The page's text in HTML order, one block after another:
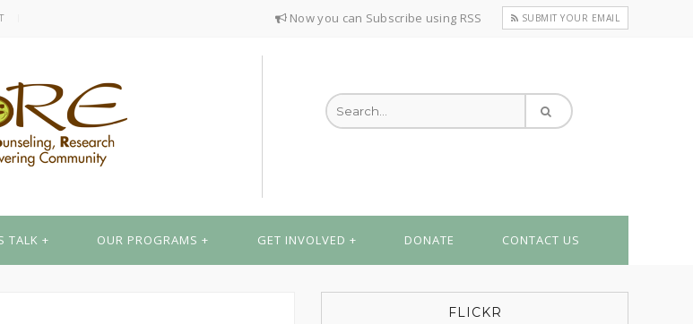
Now you can Subscribe using RSS SUBMIT YOUR EMAIL
TALK OUR PROGRAMS GET INVOLVED DONATE CONTACT US
FLICKR